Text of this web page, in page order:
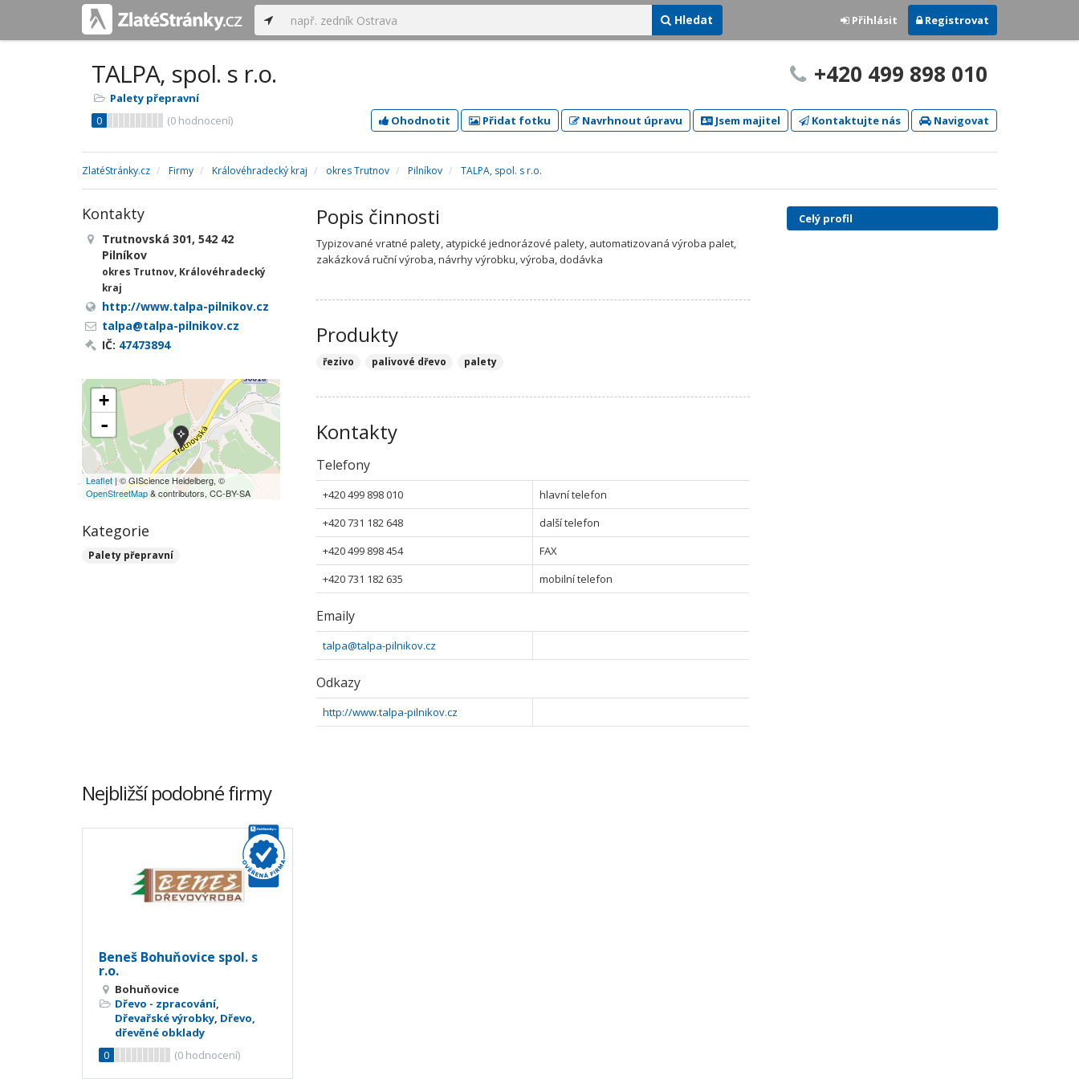
Hledat Přihlásit Registrovat
TALPA, spol. s r.o.
Palety přepravní
0
(0 hodnocení)
+420 499 898 010
Ohodnotit Přidat fotku Navrhnout úpravu Jsem majitel Kontaktujte nás Navigovat
ZlatéStránky.cz Firmy Královéhradecký kraj okres Trutnov Pilníkov TALPA, spol. s r.o.
Popis činnosti
Typizované vratné palety, atypické jednorázové palety, automatizovaná výroba palet,
zakázková ruční výroba, návrhy výrobku, výroba, dodávka
Produkty
řezivo palivové dřevo palety
Kontakty
Telefony
+420 499 898 010
hlavní telefon
+420 731 182 648
další telefon
+420 499 898 454
FAX
+420 731 182 635
mobilní telefon
Emaily
talpa@talpa-pilnikov.cz
Odkazy
http://www.talpa-pilnikov.cz
Kontakty
Trutnovská 301, 542 42
Pilníkov
okres Trutnov, Královéhradecký
kraj
http://www.talpa-pilnikov.cz
talpa@talpa-pilnikov.cz
IČ: 47473894
+
-
Leaflet| © GIScience Heidelberg, ©
OpenStreetMap& contributors, CC-BY-SA
Kategorie
Palety přepravní
Celý profil
Nejbližší podobné firmy
Beneš Bohuňovice spol. s
r.o.
Bohuňovice
Dřevo - zpracování,
Dřevařské výrobky, Dřevo,
dřevěné obklady
0
(0 hodnocení)